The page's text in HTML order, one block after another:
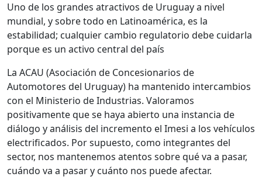
Uno de los grandes atractivos de Uruguay a nivel
mundial, y sobre todo en Latinoamérica, es la
estabilidad; cualquier cambio regulatorio debe cuidarla
porque es un activo central del país
La ACAU (Asociación de Concesionarios de
Automotores del Uruguay) ha mantenido intercambios
con el Ministerio de Industrias. Valoramos
positivamente que se haya abierto una instancia de
diálogo y análisis del incremento el Imesi a los vehículos
electrificados. Por supuesto, como integrantes del
sector, nos mantenemos atentos sobre qué va a pasar,
cuándo va a pasar y cuánto nos puede afectar.